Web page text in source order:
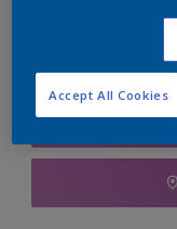
Accept All Cookies